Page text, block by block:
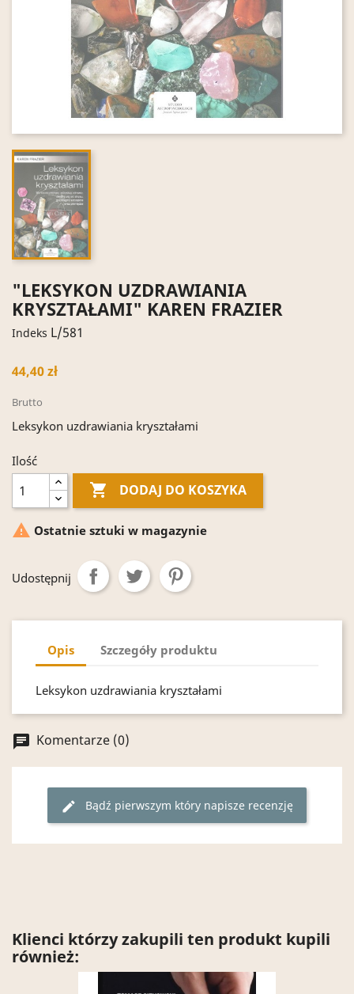
"LEKSYKON UZDRAWIANIA
KRYSZTAŁAMI" KAREN FRAZIER
Indeks L/581
44,40 zł
Brutto
Leksykon uzdrawiania kryształami
Ilość
 DODAJ DO KOSZYKA
 Ostatnie sztuki w magazynie
Udostępnij
Opis Szczegóły produktu
Leksykon uzdrawiania kryształami
chat Komentarze (0)
edit Bądź pierwszym który napisze recenzję
Klienci którzy zakupili ten produkt kupili
również: